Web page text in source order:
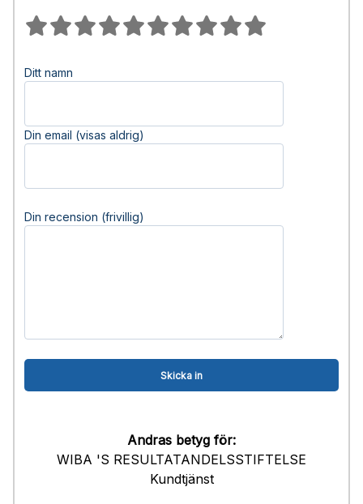
Ditt namn
Din email (visas aldrig)
Din recension (frivillig)
Andras betyg för:
WIBA 'S RESULTATANDELSSTIFTELSE
Kundtjänst